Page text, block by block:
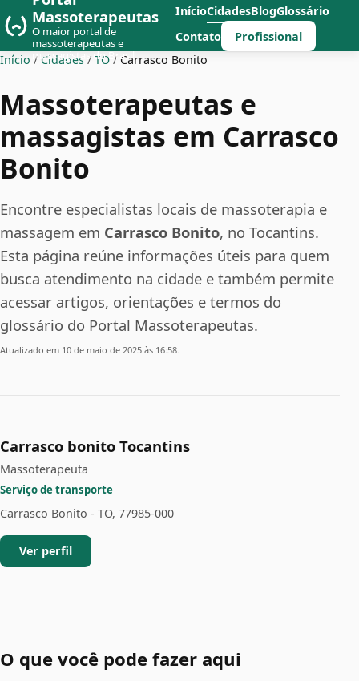
Massoterapeutas
O maior portal de
massoterapeutas e
massagistas do Brasil
InícioCidadesBlogGlossário
Contato
Profissional
Início / Cidades / TO / Carrasco Bonito
Massoterapeutas e
massagistas em Carrasco
Bonito
Encontre especialistas locais de massoterapia e
massagem em Carrasco Bonito, no Tocantins.
Esta página reúne informações úteis para quem
busca atendimento na cidade e também permite
acessar artigos, orientações e termos do
glossário do Portal Massoterapeutas.
Atualizado em 10 de maio de 2025 às 16:58.
Carrasco bonito Tocantins
Massoterapeuta
Serviço de transporte
Carrasco Bonito - TO, 77985-000
Ver perfil
O que você pode fazer aqui